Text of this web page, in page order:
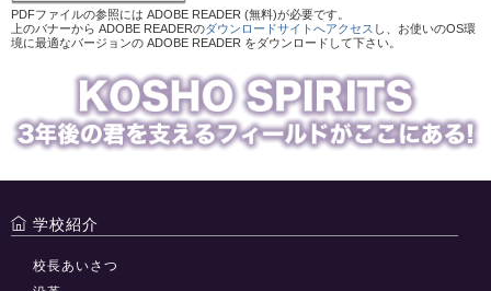
PDFファイルの参照には ADOBE READER (無料)が必要です。
上のバナーから ADOBE READERのダウンロードサイトへアクセス し、お使いのOS環
境に最適なバージョンの ADOBE READER をダウンロードして下さい。
学校紹介
校長あいさつ